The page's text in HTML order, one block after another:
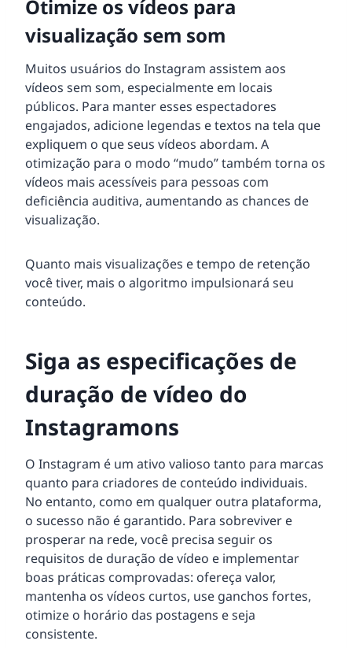
Otimize os vídeos para
visualização sem som
Muitos usuários do Instagram assistem aos
vídeos sem som, especialmente em locais
públicos. Para manter esses espectadores
engajados, adicione legendas e textos na tela que
expliquem o que seus vídeos abordam. A
otimização para o modo “mudo” também torna os
vídeos mais acessíveis para pessoas com
deficiência auditiva, aumentando as chances de
visualização.
Quanto mais visualizações e tempo de retenção
você tiver, mais o algoritmo impulsionará seu
conteúdo.
Siga as especificações de
duração de vídeo do
Instagramons
O Instagram é um ativo valioso tanto para marcas
quanto para criadores de conteúdo individuais.
No entanto, como em qualquer outra plataforma,
o sucesso não é garantido. Para sobreviver e
prosperar na rede, você precisa seguir os
requisitos de duração de vídeo e implementar
boas práticas comprovadas: ofereça valor,
mantenha os vídeos curtos, use ganchos fortes,
otimize o horário das postagens e seja
consistente.